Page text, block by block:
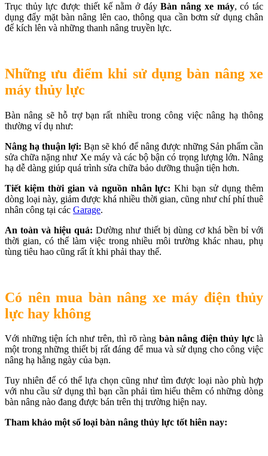
Trục thủy lực được thiết kế nằm ở đáyBàn nâng xe máy, có tác
dụng đẩy mặt bàn nâng lên cao, thông qua cần bơm sử dụng chân
để kích lên và những thanh nâng truyền lực.
Những ưu điểm khi sử dụng bàn nâng xe
máy thủy lực
Bàn nâng sẽ hỗ trợ bạn rất nhiều trong công việc nâng hạ thông
thường ví dụ như:
Nâng hạ thuận lợi: Bạn sẽ khó để nâng được những Sản phẩm cần
sửa chữa nặng như Xe máy và các bộ bận có trọng lượng lớn. Nâng
hạ dễ dàng giúp quá trình sửa chữa bảo dưỡng thuận tiện hơn.
Tiết kiệm thời gian và nguồn nhân lực: Khi bạn sử dụng thêm
dòng loại này, giảm được khá nhiều thời gian, cũng như chí phí thuê
nhân công tại các Garage.
An toàn và hiệu quả: Dường như thiết bị dùng cơ khá bền bỉ với
thời gian, có thể làm việc trong nhiều môi trường khác nhau, phụ
tùng tiêu hao cũng rất ít khi phải thay thế.
Có nên mua bàn nâng xe máy điện thủy
lực hay không
Với những tiện ích như trên, thì rõ ràng bàn nâng điện thủy lựclà
một trong những thiết bị rất đáng để mua và sử dụng cho công việc
nâng hạ hằng ngày của bạn.
Tuy nhiên để có thể lựa chọn cũng như tìm được loại nào phù hợp
với nhu cầu sử dụng thì bạn cần phải tìm hiểu thêm có những dòng
bàn nâng nào đang được bán trên thị trường hiện nay.
Tham khảo một số loại bàn nâng thủy lực tốt hiên nay: